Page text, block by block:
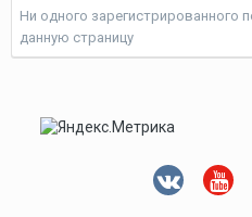
Ни одного зарегистрированного
данную страницу